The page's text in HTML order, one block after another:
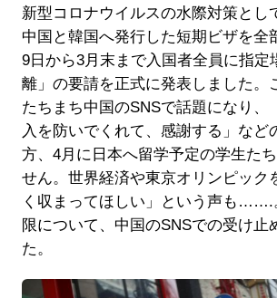
新型コロナウイルスの水際対策とし
中国と韓国へ発行した短期ビザを全
9日から3月末まで入国者全員に指定
離」の要請を正式に発表しました。
たちまち中国のSNSで話題になり、
入を防いでくれて、感謝する」など
方、4月に日本へ留学予定の学生た
せん。世界経済や東京オリンピック
く収まってほしい」という声も…….
限について、中国のSNSでの受け止
た。